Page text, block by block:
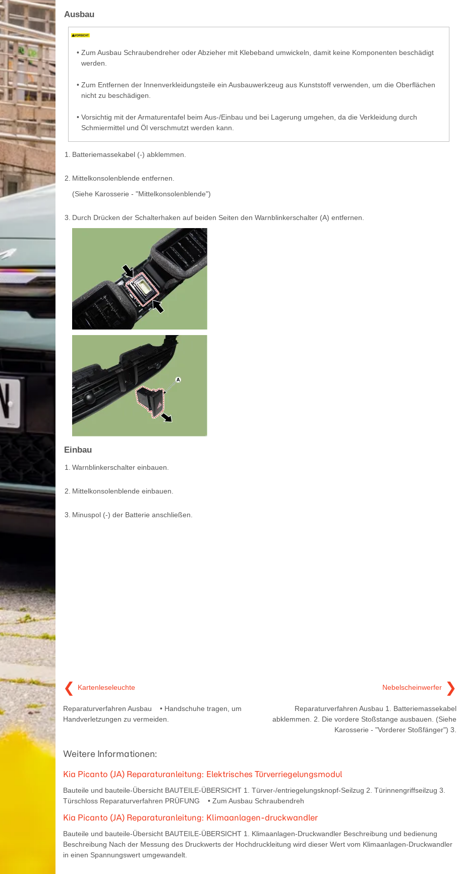
Ausbau
• Zum Ausbau Schraubendreher oder Abzieher mit Klebeband umwickeln, damit keine Komponenten beschädigt
werden.
• Zum Entfernen der Innenverkleidungsteile ein Ausbauwerkzeug aus Kunststoff verwenden, um die Oberflächen
nicht zu beschädigen.
• Vorsichtig mit der Armaturentafel beim Aus-/Einbau und bei Lagerung umgehen, da die Verkleidung durch
Schmiermittel und Öl verschmutzt werden kann.
1. Batteriemassekabel (-) abklemmen.
2. Mittelkonsolenblende entfernen.
(Siehe Karosserie - "Mittelkonsolenblende")
3. Durch Drücken der Schalterhaken auf beiden Seiten den Warnblinkerschalter (A) entfernen.
Einbau
1. Warnblinkerschalter einbauen.
2. Mittelkonsolenblende einbauen.
3. Minuspol (-) der Batterie anschließen.
❮ Kartenleseleuchte
Reparaturverfahren Ausbau • Handschuhe tragen, um
Handverletzungen zu vermeiden.
Nebelscheinwerfer ❯
Reparaturverfahren Ausbau 1. Batteriemassekabel
abklemmen. 2. Die vordere Stoßstange ausbauen. (Siehe
Karosserie - "Vorderer Stoßfänger") 3.
Weitere Informationen:
Kia Picanto (JA) Reparaturanleitung: Elektrisches Türverriegelungsmodul
Bauteile und bauteile-Übersicht BAUTEILE-ÜBERSICHT 1. Türver-/entriegelungsknopf-Seilzug 2. Türinnengriffseilzug 3.
Türschloss Reparaturverfahren PRÜFUNG • Zum Ausbau Schraubendreh
Kia Picanto (JA) Reparaturanleitung: Klimaanlagen-druckwandler
Bauteile und bauteile-Übersicht BAUTEILE-ÜBERSICHT 1. Klimaanlagen-Druckwandler Beschreibung und bedienung
Beschreibung Nach der Messung des Druckwerts der Hochdruckleitung wird dieser Wert vom Klimaanlagen-Druckwandler
in einen Spannungswert umgewandelt.